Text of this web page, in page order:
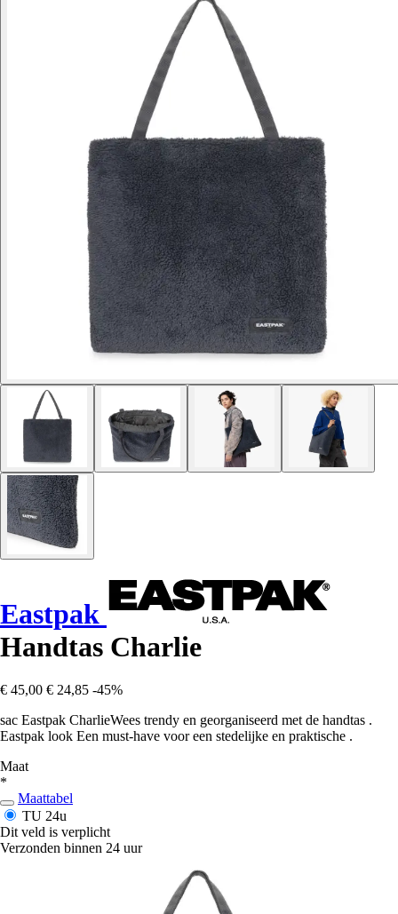
Eastpak
Handtas Charlie
€ 45,00 € 24,85 -45%
sac Eastpak CharlieWees trendy en georganiseerd met de handtas .
Eastpak look Een must-have voor een stedelijke en praktische .
Maat
*
Maattabel
TU 24u
Dit veld is verplicht
Verzonden binnen 24 uur